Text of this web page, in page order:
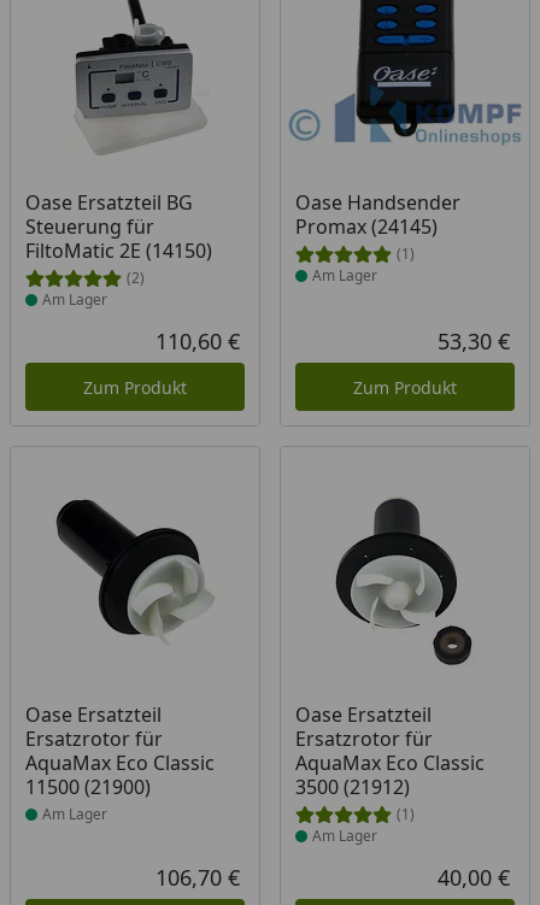
Oase Ersatzteil BG
Steuerung für
FiltoMatic 2E (14150)
(2)
Produkt am Lager
Am Lager
Aktueller Preis
110,60 €
Zum Produkt
Oase Handsender
Promax (24145)
(1)
Produkt am Lager
Am Lager
53,30 €
Zum Produkt
Oase Ersatzteil
Ersatzrotor für
AquaMax Eco Classic
11500 (21900)
Produkt am Lager
Am Lager
Aktueller Preis
106,70 €
Oase Ersatzteil
Ersatzrotor für
AquaMax Eco Classic
3500 (21912)
(1)
Produkt am Lager
Am Lager
40,00 €